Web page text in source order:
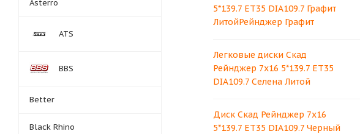
5*139.7 ET35 DIA109.7 Графит
ЛитойРейнджер Графит
Легковые диски Скад
Рейнджер 7x16 5*139.7 ET35
DIA109.7 Селена Литой
Диск Скад Рейнджер 7x16
5*139.7 ET35 DIA109.7 Черный
Asterro
ATS
BBS
Better
Black Rhino